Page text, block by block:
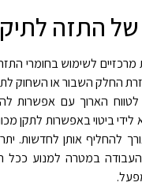
התזה
לשימוש בחומרי התזה
החלק השבור או השחוק
הארוך עם אפשרות
לידי ביטוי באפשרות לתקן
להחליף אותן לחדשות.
במטרה למנוע ככל